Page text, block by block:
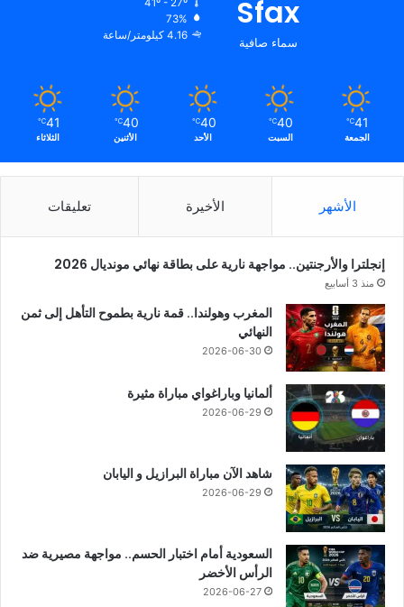
Sfax
سماء صافية
41º - 27º
73%
4.16 كيلومتر/ساعة
41
℃
الجمعة
40
℃
السبت
40
℃
الأحد
40
℃
الأثنين
41
℃
الثلاثاء
الأشهر الأخيرة تعليقات
إنجلترا والأرجنتين.. مواجهة نارية على بطاقة نهائي مونديال 2026
منذ 3 أسابيع
المغرب وهولندا.. قمة نارية بطموح التأهل إلى ثمن
النهائي
2026-06-30
ألمانيا وباراغواي مباراة مثيرة
2026-06-29
شاهد الآن مباراة البرازيل و اليابان
2026-06-29
السعودية أمام اختبار الحسم.. مواجهة مصيرية ضد
الرأس الأخضر
2026-06-27